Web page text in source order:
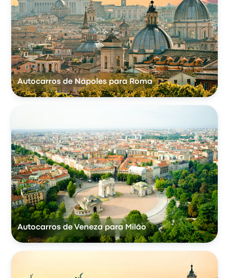
Autocarros de Nápoles para Roma
Autocarros de Veneza para Milão